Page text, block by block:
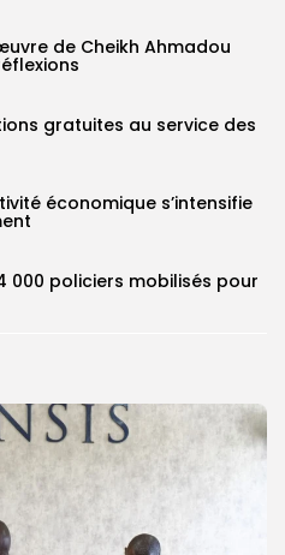
de Cheikh Ahmadou
gratuites au service des
économique s’intensifie
000 policiers mobilisés pour